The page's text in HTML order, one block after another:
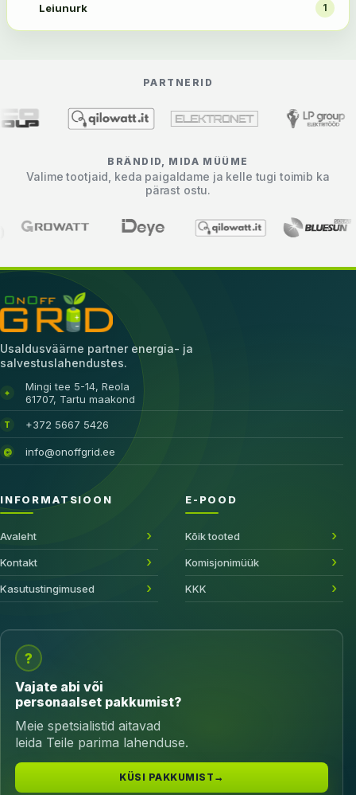
Leiunurk 1
PARTNERID
BRÄNDID, MIDA MÜÜME
Valime tootjaid, keda paigaldame ja kelle tugi toimib ka
pärast ostu.
Usaldusväärne partner energia- ja
salvestuslahendustes.
⌖
Mingi tee 5-14, Reola
61707, Tartu maakond
T +372 5667 5426
@ info@onoffgrid.ee
INFORMATSIOON
Avaleht
Kontakt
Kasutustingimused
E-POOD
Kõik tooted
Komisjonimüük
KKK
?
Vajate abi või
personaalset pakkumist?
Meie spetsialistid aitavad
leida Teile parima lahenduse.
KÜSI PAKKUMIST →